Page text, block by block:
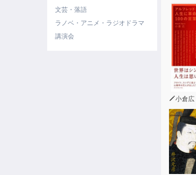
文芸・落語
ラノベ・アニメ・ラジオドラマ
講演会
小倉広